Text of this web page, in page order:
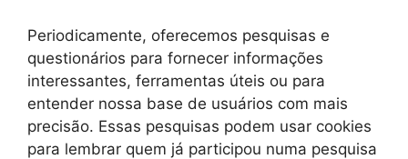
Periodicamente, oferecemos pesquisas e
questionários para fornecer informações
interessantes, ferramentas úteis ou para
entender nossa base de usuários com mais
precisão. Essas pesquisas podem usar cookies
para lembrar quem já participou numa pesquisa